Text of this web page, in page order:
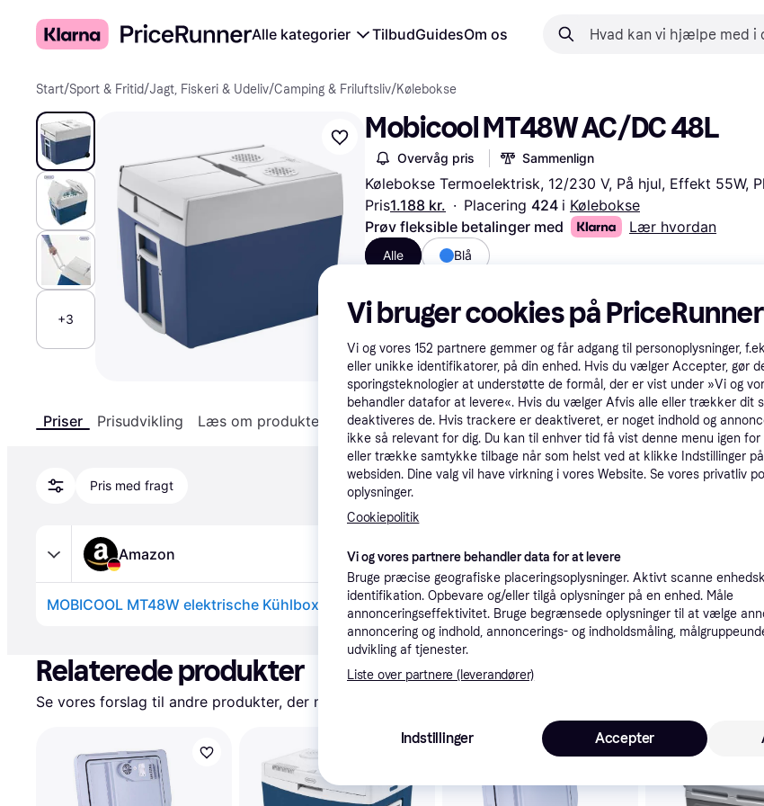
Alle kategorier TilbudGuidesOm os
Start/Sport & Fritid/Jagt, Fiskeri & Udeliv/Camping & Friluftsliv/Kølebokse
+3
Mobicool MT48W AC/DC 48L
Overvåg pris Sammenlign
Kølebokse Termoelektrisk, 12/230 V, På hjul, Effekt 55W,
Pris1.188 kr. · Placering 424 i Kølebokse
Prøv fleksible betalinger med
Lær hvordan
Alle Blå
Priser Prisudvikling Læs om produktet Specifikationer
Pris med fragt
Amazon
MOBICOOL MT48W elektrische Kühlbox 48L – 12V und 230V – Tragbarer Mini-Kühlschrank mit Rollen für Auto, Wohnmobil, LKW und Outdoor Reisen – Leistungsstarke Kühlung für unterwegs – Blau Fri
Relaterede produkter
Se vores forslag til andre produkter, der matcher dine interesser.
Trender
Vi bruger cookies på PriceRunner
Vi og vores 152 partnere gemmer og får adgang til personoplysninger,
eller unikke identifikatorer, på din enhed. Hvis du vælger Accepter, gør
sporingsteknologier at understøtte de formål, der er vist under »Vi og
behandler datafor at levere«. Hvis du vælger Afvis alle eller trækker dit
deaktiveres de. Hvis trackere er deaktiveret, er noget indhold og
ikke så relevant for dig. Du kan til enhver tid få vist denne menu igen
eller trække samtykke tilbage når som helst ved at klikke Indstillinger
websiden. Dine valg vil have virkning i vores Website. Se vores privatliv
oplysninger.
Cookiepolitik
Vi og vores partnere behandler data for at levere
Bruge præcise geografiske placeringsoplysninger. Aktivt scanne
identifikation. Opbevare og/eller tilgå oplysninger på en enhed. Måle
annonceringseffektivitet. Bruge begrænsede oplysninger til at vælge
annoncering og indhold, annoncerings- og indholdsmåling,
udvikling af tjenester.
Liste over partnere (leverandører)
Indstillinger Accepter